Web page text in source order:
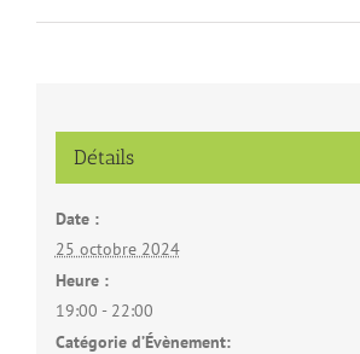
Détails
Date :
25 octobre 2024
Heure :
19:00 - 22:00
Catégorie d’Évènement: